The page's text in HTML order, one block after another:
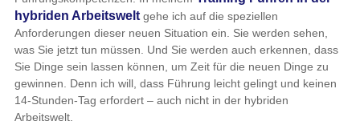
hybriden Arbeitsweltgehe ich auf die speziellen
Anforderungen dieser neuen Situation ein. Sie werden sehen,
was Sie jetzt tun müssen. Und Sie werden auch erkennen, dass
Sie Dinge sein lassen können, um Zeit für die neuen Dinge zu
gewinnen. Denn ich will, dass Führung leicht gelingt und keinen
14-Stunden-Tag erfordert – auch nicht in der hybriden
Arbeitswelt.